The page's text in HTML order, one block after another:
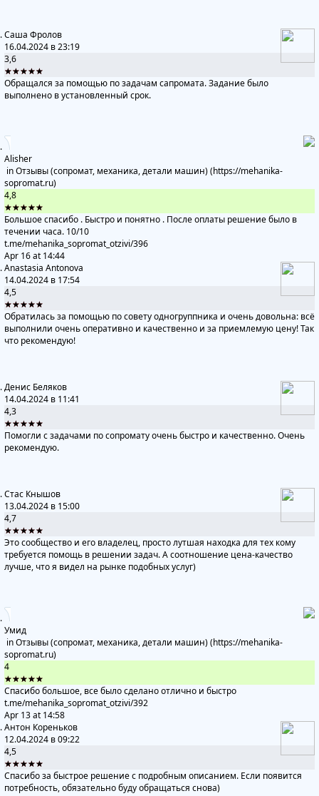
Саша Фролов
16.04.2024 в 23:19
3,6
★★★★★
Обращался за помощью по задачам сапромата. Задание было
выполнено в установленный срок.
Alisher
inОтзывы (сопромат, механика, детали машин) (https://mehanika-
sopromat.ru)
4,8
★★★★★
Большое спасибо . Быстро и понятно . После оплаты решение было в
течении часа. 10/10
t.me/mehanika_sopromat_otzivi/396
Apr 16 at 14:44
Anastasia Antonova
14.04.2024 в 17:54
4,5
★★★★★
Обратилась за помощью по совету одногруппника и очень довольна: всё
выполнили очень оперативно и качественно и за приемлемую цену! Так
что рекомендую!
Денис Беляков
14.04.2024 в 11:41
4,3
★★★★★
Помогли с задачами по сопромату очень быстро и качественно. Очень
рекомендую.
Стас Кнышов
13.04.2024 в 15:00
4,7
★★★★★
Это сообщество и его владелец, просто лутшая находка для тех кому
требуется помощь в решении задач. А соотношение цена-качество
лучше, что я видел на рынке подобных услуг)
Умид
inОтзывы (сопромат, механика, детали машин) (https://mehanika-
sopromat.ru)
4
★★★★★
Спасибо большое, все было сделано отлично и быстро
t.me/mehanika_sopromat_otzivi/392
Apr 13 at 14:58
Антон Кореньков
12.04.2024 в 09:22
4,5
★★★★★
Спасибо за быстрое решение с подробным описанием. Если появится
потребность, обязательно буду обращаться снова)